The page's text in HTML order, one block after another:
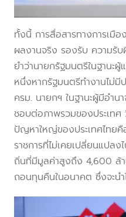
ทั้งนี้ การสื่อสารทางการเมือ
ผลงานจริง รองรับ ความรั
ยำว่านายกรัฐมนตรีในฐาน
หนึ่งหากรัฐมนตรีทำงานไม่มี
ครม. นายกฯ ในฐานะผู้มีอำ
ชอบต่อภาพรวมของประเทศ
ปัญหาใหญ่ของประเทศไทยคื
ราชการที่ไม่เคยเปลี่ยนแปล
ถิ่นที่มีมูลค่าสูงถึง 4,600 ล้า
ถอนทุนคืนในอนาคต ซึ่งจะนำ